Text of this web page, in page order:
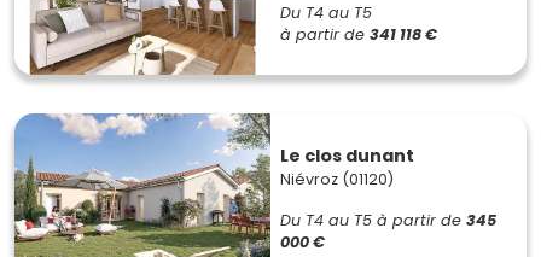
Du T4 au T5
à partir de 341 118 €
Le clos dunant
Niévroz (01120)
Du T4 au T5 à partir de 345
000 €